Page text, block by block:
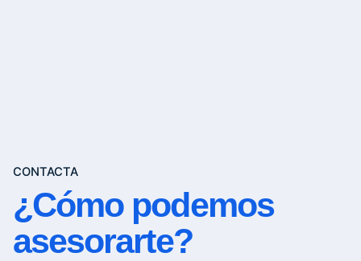
CONTACTA
¿Cómo podemos
asesorarte?